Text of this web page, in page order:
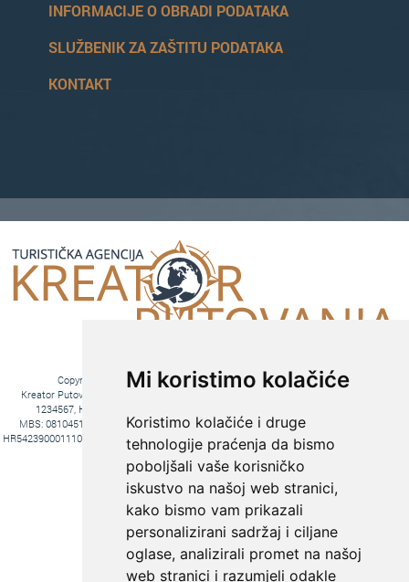
Mi koristimo kolačiće
Koristimo kolačiće i druge
tehnologije praćenja da bismo
poboljšali vaše korisničko
iskustvo na našoj web stranici,
kako bismo vam prikazali
personalizirani sadržaj i ciljane
oglase, analizirali promet na našoj
web stranici i razumjeli odakle
INFORMACIJE O OBRADI PODATAKA
SLUŽBENIK ZA ZAŠTITU PODATAKA
KONTAKT
Copyright © 2016. Kreator Putovanja d.o.o. – Sva prava zadržana
Kreator Putovanja d.o.o. turistička agencija, Jakova Gotovca 6, 10000 Zagreb, MB:
1234567, HR-AB-01-081045102, OIB:44590047047, Trgovački sud u Zagrebu,
MBS: 081045102, Hrvatska Poštanska Banka d.d. Jurišićeva 4, 10000 Zagreb, IBAN
HR5423900011100969366, temeljni kapital 20.000,00 kn uplaćeno u cijelosti, direktori Ana
Pavlović i Hrvoje Bažon, Voditelj poslova Hrvoje Bažon
Fiksni tečaj konverzije: 1€ = 7,53450 kn